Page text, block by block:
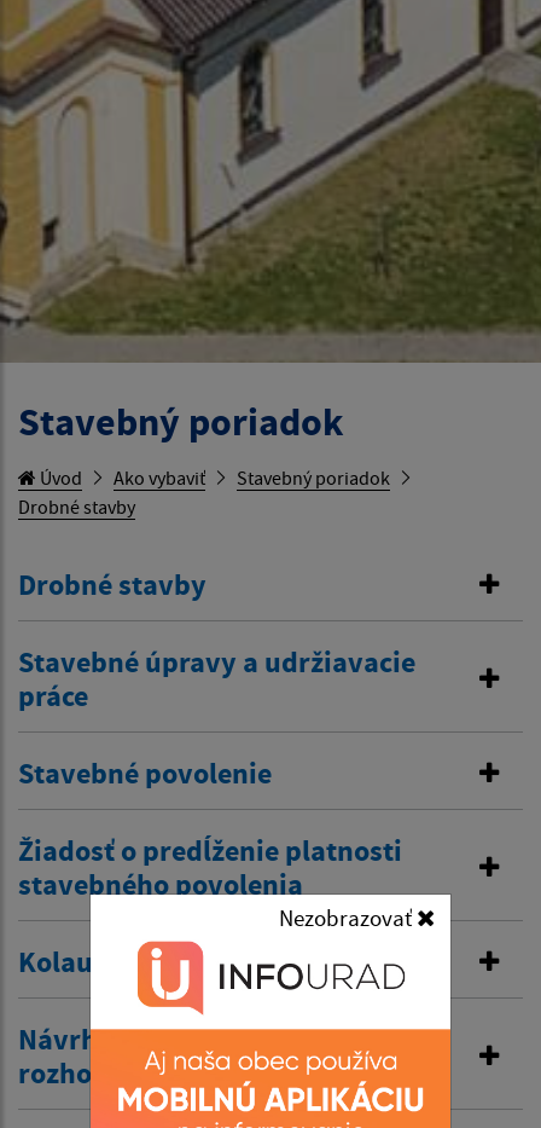
Nezobrazovať
Stavebný poriadok
Úvod Ako vybaviť
Stavebný poriadok
Drobné stavby
Drobné stavby
Stavebné úpravy a udržiavacie
práce
Stavebné povolenie
Žiadosť o predĺženie platnosti
stavebného povolenia
Kolaudačné rozhodnutie
Návrh na vydanie územného
rozhodnutia